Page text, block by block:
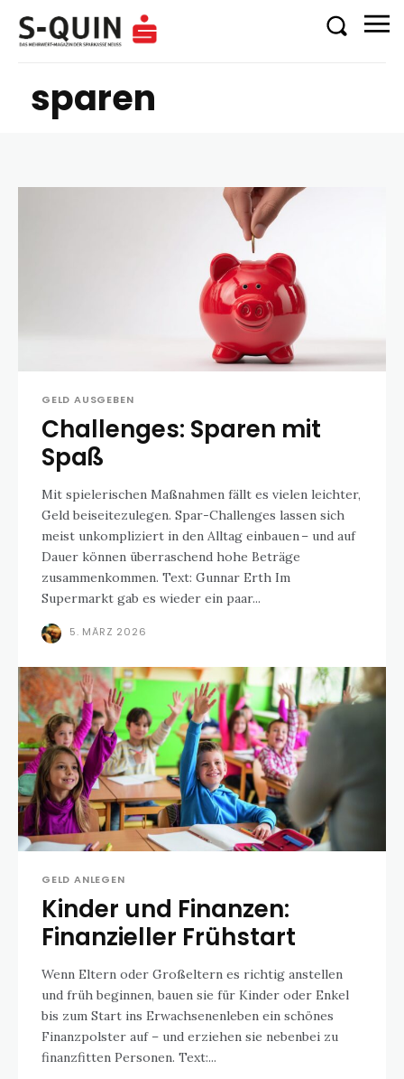
sparen
GELD AUSGEBEN
Challenges: Sparen mit
Spaß
Mit spielerischen Maßnahmen fällt es vielen leichter,
Geld beiseitezulegen. Spar-Challenges lassen sich
meist unkompliziert in den Alltag einbauen – und auf
Dauer können überraschend hohe Beträge
zusammenkommen. Text: Gunnar Erth Im
Supermarkt gab es wieder ein paar...
5. MÄRZ 2026
GELD ANLEGEN
Kinder und Finanzen:
Finanzieller Frühstart
Wenn Eltern oder Großeltern es richtig anstellen
und früh beginnen, bauen sie für Kinder oder Enkel
bis zum Start ins Erwachsenenleben ein schönes
Finanzpolster auf – und erziehen sie nebenbei zu
finanzfitten Personen. Text:...